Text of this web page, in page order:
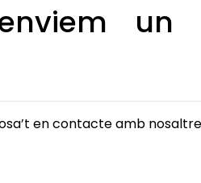
un
en contacte amb